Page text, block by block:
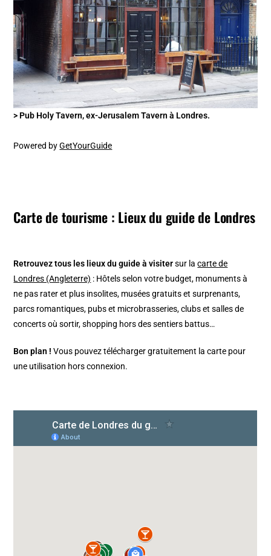
> Pub Holy Tavern, ex-Jerusalem Tavern à Londres.
Powered byGetYourGuide
Carte de tourisme : Lieux du guide de Londres
Retrouvez tous les lieux du guide à visitersur lacarte de
Londres (Angleterre) : Hôtels selon votre budget, monuments à
ne pas rater et plus insolites, musées gratuits et surprenants,
parcs romantiques, pubs et microbrasseries, clubs et salles de
concerts où sortir, shopping hors des sentiers battus…
Bon plan !Vous pouvez télécharger gratuitement la carte pour
une utilisation hors connexion.